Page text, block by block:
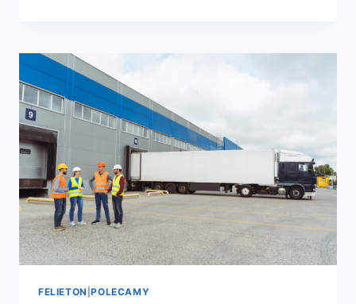
FELIETON |POLECAMY